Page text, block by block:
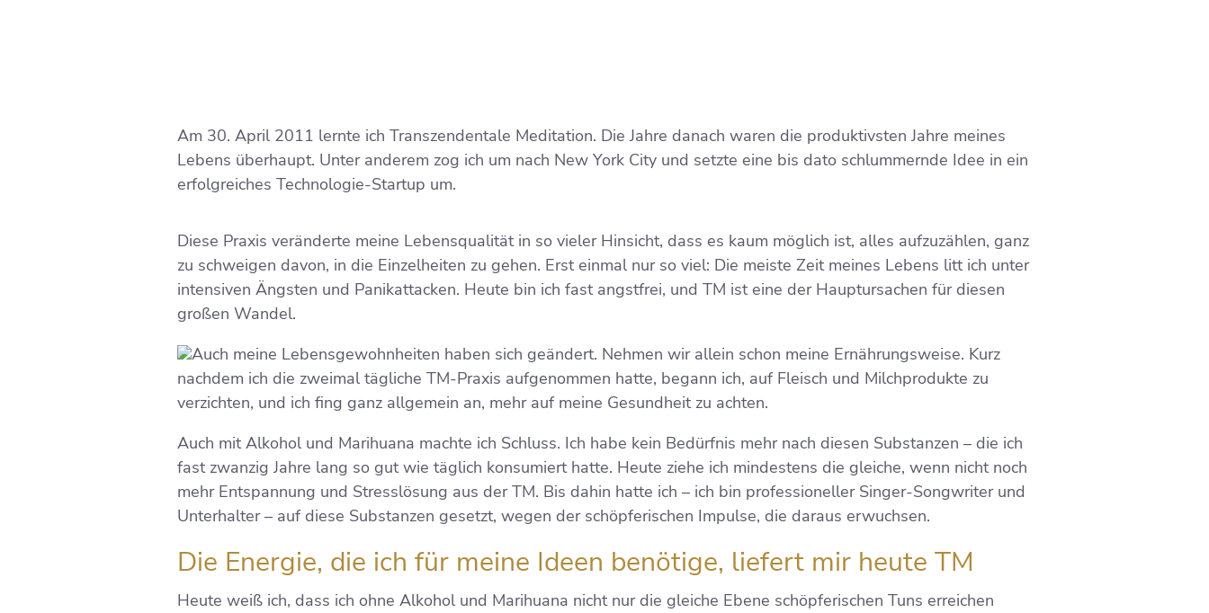
Am 30. April 2011 lernte ich Transzendentale Meditation. Die Jahre danach waren die produktivsten Jahre meines
Lebens überhaupt. Unter anderem zog ich um nach New York City und setzte eine bis dato schlummernde Idee in ein
erfolgreiches Technologie-Startup um.
Diese Praxis veränderte meine Lebensqualität in so vieler Hinsicht, dass es kaum möglich ist, alles aufzuzählen, ganz
zu schweigen davon, in die Einzelheiten zu gehen. Erst einmal nur so viel: Die meiste Zeit meines Lebens litt ich unter
intensiven Ängsten und Panikattacken. Heute bin ich fast angstfrei, und TM ist eine der Hauptursachen für diesen
großen Wandel.
Auch meine Lebensgewohnheiten haben sich geändert. Nehmen wir allein schon meine Ernährungsweise. Kurz
nachdem ich die zweimal tägliche TM-Praxis aufgenommen hatte, begann ich, auf Fleisch und Milchprodukte zu
verzichten, und ich fing ganz allgemein an, mehr auf meine Gesundheit zu achten.
Auch mit Alkohol und Marihuana machte ich Schluss. Ich habe kein Bedürfnis mehr nach diesen Substanzen – die ich
fast zwanzig Jahre lang so gut wie täglich konsumiert hatte. Heute ziehe ich mindestens die gleiche, wenn nicht noch
mehr Entspannung und Stresslösung aus der TM. Bis dahin hatte ich – ich bin professioneller Singer-Songwriter und
Unterhalter – auf diese Substanzen gesetzt, wegen der schöpferischen Impulse, die daraus erwuchsen.
Die Energie, die ich für meine Ideen benötige, liefert mir heute TM
Heute weiß ich, dass ich ohne Alkohol und Marihuana nicht nur die gleiche Ebene schöpferischen Tuns erreichen